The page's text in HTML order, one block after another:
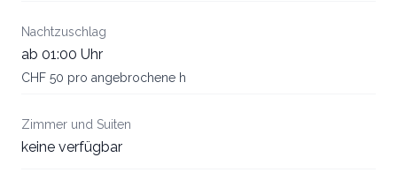
Nachtzuschlag
ab 01:00 Uhr
CHF 50 pro angebrochene h
Zimmer und Suiten
keine verfügbar